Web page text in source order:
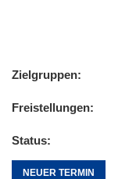
Zielgruppen
Freistellungen
Status
NEUER TERMIN